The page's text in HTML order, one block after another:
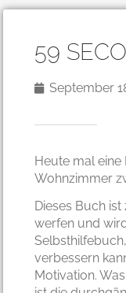
59
September
Heute mal
Wohnzimmer
Dieses Buch
werfen und
verbessern
Motivation.